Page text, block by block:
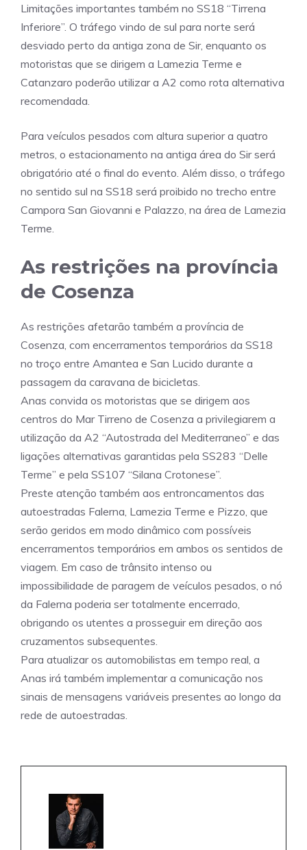
Limitações importantes também no SS18 “Tirrena
Inferiore”. O tráfego vindo de sul para norte será
desviado perto da antiga zona de Sir, enquanto os
motoristas que se dirigem a Lamezia Terme e
Catanzaro poderão utilizar a A2 como rota alternativa
recomendada.
Para veículos pesados ​​com altura superior a quatro
metros, o estacionamento na antiga área do Sir será
obrigatório até o final do evento. Além disso, o tráfego
no sentido sul na SS18 será proibido no trecho entre
Campora San Giovanni e Palazzo, na área de Lamezia
Terme.
As restrições na província
de Cosenza
As restrições afetarão também a província de
Cosenza, com encerramentos temporários da SS18
no troço entre Amantea e San Lucido durante a
passagem da caravana de bicicletas.
Anas convida os motoristas que se dirigem aos
centros do Mar Tirreno de Cosenza a privilegiarem a
utilização da A2 “Autostrada del Mediterraneo” e das
ligações alternativas garantidas pela SS283 “Delle
Terme” e pela SS107 “Silana Crotonese”.
Preste atenção também aos entroncamentos das
autoestradas Falerna, Lamezia Terme e Pizzo, que
serão geridos em modo dinâmico com possíveis
encerramentos temporários em ambos os sentidos de
viagem. Em caso de trânsito intenso ou
impossibilidade de paragem de veículos pesados, o nó
da Falerna poderia ser totalmente encerrado,
obrigando os utentes a prosseguir em direção aos
cruzamentos subsequentes.
Para atualizar os automobilistas em tempo real, a
Anas irá também implementar a comunicação nos
sinais de mensagens variáveis ​​presentes ao longo da
rede de autoestradas.